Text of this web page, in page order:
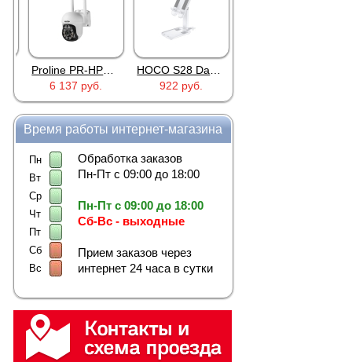
Proline PR-HPT615TY
6 137 руб.
HOCO S28 Dawn White
922 руб.
Время работы интернет-магазина
Пн
Вт
Ср
Чт
Пт
Сб
Вс
Обработка заказов
Пн-Пт с 09:00 до 18:00
Пн-Пт с 09:00 до 18:00
Сб-Вс - выходные
Прием заказов через
интернет 24 часа в сутки